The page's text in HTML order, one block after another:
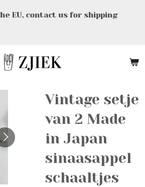
EU, contact us for shipping
Vintage setje
van 2 Made
in Japan
sinaasappel
schaaltjes